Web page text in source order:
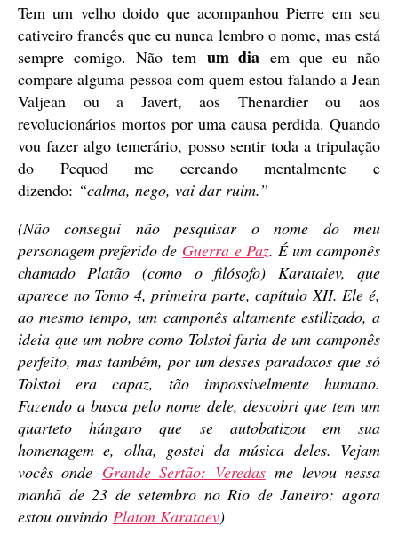
Tem um velho doido que acompanhou Pierre em seu
cativeiro francês que eu nunca lembro o nome, mas está
sempre comigo. Não tem um dia em que eu não
compare alguma pessoa com quem estou falando a Jean
Valjean ou a Javert, aos Thenardier ou aos
revolucionários mortos por uma causa perdida. Quando
vou fazer algo temerário, posso sentir toda a tripulação
do Pequod me cercando mentalmente e
dizendo: “calma, nego, vai dar ruim.”
(Não consegui não pesquisar o nome do meu
personagem preferido de Guerra e Paz. É um camponês
chamado Platão (como o filósofo) Karataiev, que
aparece no Tomo 4, primeira parte, capítulo XII. Ele é,
ao mesmo tempo, um camponês altamente estilizado, a
ideia que um nobre como Tolstoi faria de um camponês
perfeito, mas também, por um desses paradoxos que só
Tolstoi era capaz, tão impossivelmente humano.
Fazendo a busca pelo nome dele, descobri que tem um
quarteto húngaro que se autobatizou em sua
homenagem e, olha, gostei da música deles. Vejam
vocês onde Grande Sertão: Veredasme levou nessa
manhã de 23 de setembro no Rio de Janeiro: agora
estou ouvindo Platon Karataev)